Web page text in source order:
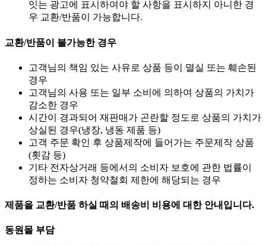
잇는 광고에 표시하여야 할 사항을 표시하지 아니한 경
우 교환/반품이 가능합니다.
교환/반품이 불가능한 경우
고객님의 책임 있는 사유로 상품 등이 멸실 또는 훼손된
경우
고객님의 사용 또는 일부 소비에 의하여 상품의 가치가
감소한 경우
시간이 경과되어 재판매가 곤란할 정도로 상품의 가치가
상실된 경우(냉장, 냉동 제품 등)
고객 주문 확인 후 상품제작에 들어가는 주문제작 상품
(횟감 등)
기타 전자상거래 등에서의 소비자 보호에 관한 법률이
정하는 소비자 청약철회 제한에 해당되는 경우
제품을 교환/반품 하실 때의 배송비 비용에 대한 안내입니다.
동원몰 부담